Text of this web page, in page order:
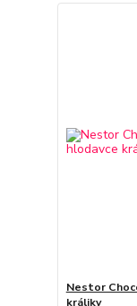
Nestor
králiky